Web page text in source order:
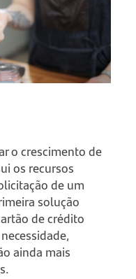
o crescimento de
os recursos
de um
solução
de crédito
ainda mais